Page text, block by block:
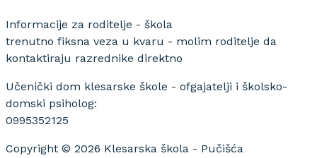
Informacije za roditelje - škola
trenutno fiksna veza u kvaru - molim roditelje da
kontaktiraju razrednike direktno
Učenički dom klesarske škole - ofgajatelji i školsko-
domski psiholog:
0995352125
Copyright © 2026 Klesarska škola - Pučišća